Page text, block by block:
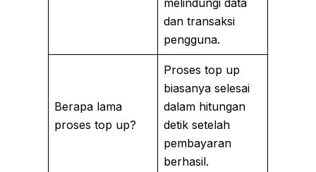
dan transaksi
pengguna.
Berapa lama
proses top up?
Proses top up
biasanya selesai
dalam hitungan
detik setelah
pembayaran
berhasil.